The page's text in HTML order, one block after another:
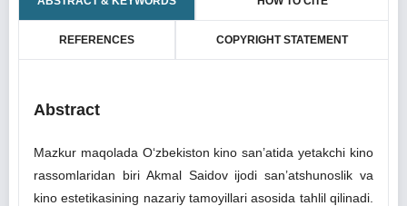
REFERENCES COPYRIGHT STATEMENT
Abstract
Mazkur maqolada O‘zbekiston kino san’atida yetakchi kino
rassomlaridan biri Akmal Saidov ijodi san’atshunoslik va
kino estetikasining nazariy tamoyillari asosida tahlil qilinadi.